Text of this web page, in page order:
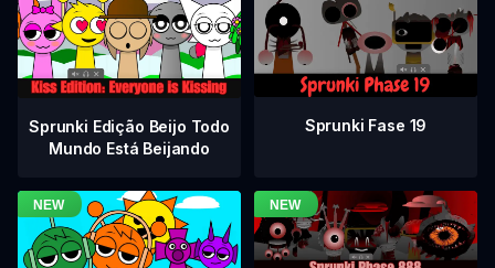
Sprunki Edição Beijo Todo
Mundo Está Beijando
Sprunki Fase 19